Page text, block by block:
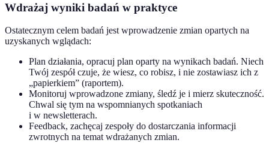
Wdrażaj wyniki badań w praktyce
Ostatecznym celem badań jest wprowadzenie zmian opartych na
uzyskanych wglądach:
Plan działania, opracuj plan oparty na wynikach badań. Niech
Twój zespół czuje, że wiesz, co robisz, i nie zostawiasz ich z
„papierkiem” (raportem).
Monitoruj wprowadzone zmiany, śledź je i mierz skuteczność.
Chwal się tym na wspomnianych spotkaniach
i w newsletterach.
Feedback, zachęcaj zespoły do dostarczania informacji
zwrotnych na temat wdrażanych zmian.